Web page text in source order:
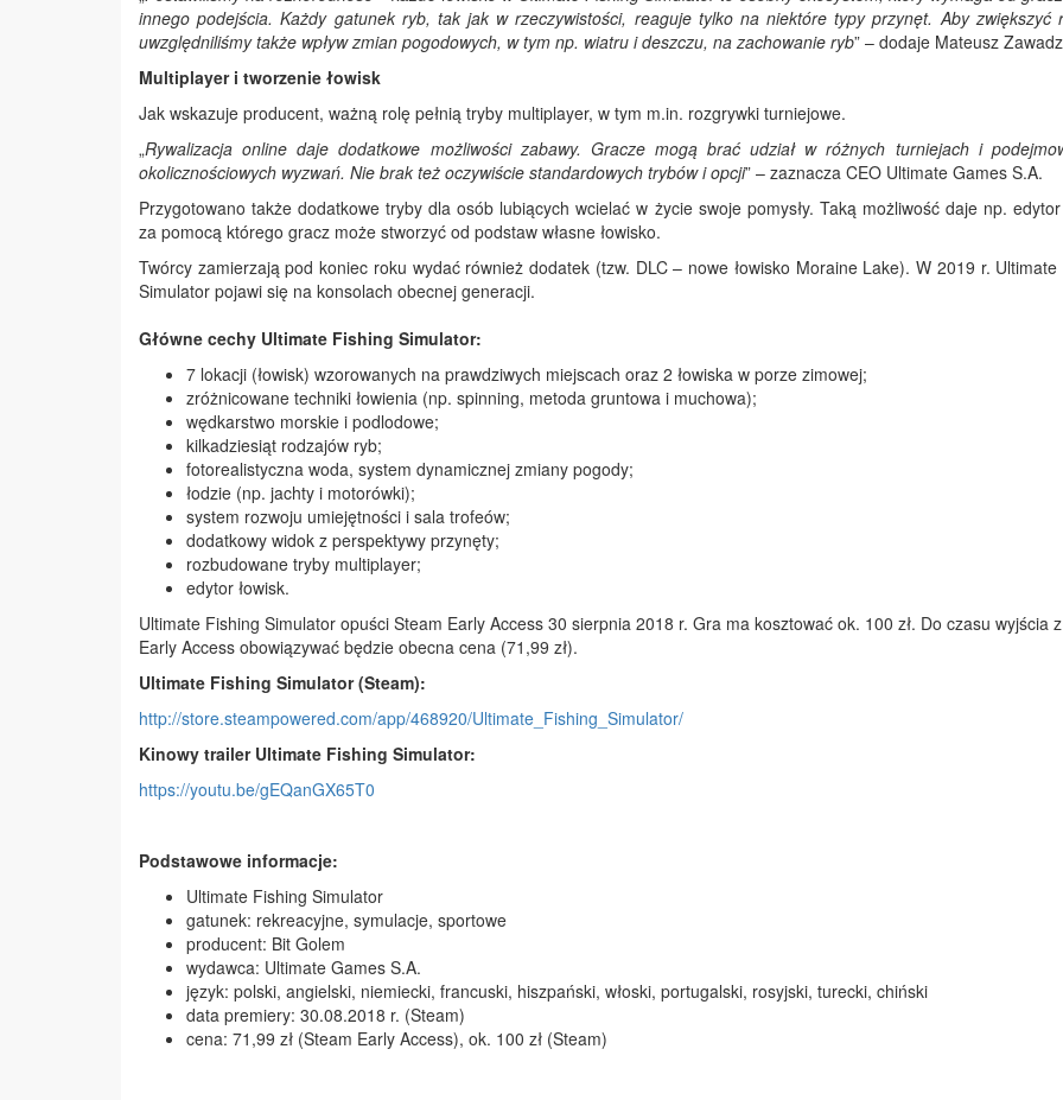
innego podejścia. Każdy gatunek ryb, tak jak w rzeczywistości, reaguje tylko na niektóre typy przynęt. Aby zwiększyć
uwzględniliśmy także wpływ zmian pogodowych, w tym np. wiatru i deszczu, na zachowanie ryb” – dodaje Mateusz
Multiplayer i tworzenie łowisk
Jak wskazuje producent, ważną rolę pełnią tryby multiplayer, w tym m.in. rozgrywki turniejowe.
„Rywalizacja online daje dodatkowe możliwości zabawy. Gracze mogą brać udział w różnych turniejach i
okolicznościowych wyzwań. Nie brak też oczywiście standardowych trybów i opcji” – zaznacza CEO Ultimate Games S.A.
Przygotowano także dodatkowe tryby dla osób lubiących wcielać w życie swoje pomysły. Taką możliwość daje np. edytor
za pomocą którego gracz może stworzyć od podstaw własne łowisko.
Twórcy zamierzają pod koniec roku wydać również dodatek (tzw. DLC – nowe łowisko Moraine Lake). W 2019 r. Ultimate
Simulator pojawi się na konsolach obecnej generacji.
Główne cechy Ultimate Fishing Simulator:
7 lokacji (łowisk) wzorowanych na prawdziwych miejscach oraz 2 łowiska w porze zimowej;
zróżnicowane techniki łowienia (np. spinning, metoda gruntowa i muchowa);
wędkarstwo morskie i podlodowe;
kilkadziesiąt rodzajów ryb;
fotorealistyczna woda, system dynamicznej zmiany pogody;
łodzie (np. jachty i motorówki);
system rozwoju umiejętności i sala trofeów;
dodatkowy widok z perspektywy przynęty;
rozbudowane tryby multiplayer;
edytor łowisk.
Ultimate Fishing Simulator opuści Steam Early Access 30 sierpnia 2018 r. Gra ma kosztować ok. 100 zł. Do czasu wyjścia
Early Access obowiązywać będzie obecna cena (71,99 zł).
Ultimate Fishing Simulator (Steam):
http://store.steampowered.com/app/468920/Ultimate_Fishing_Simulator/
Kinowy trailer Ultimate Fishing Simulator:
https://youtu.be/gEQanGX65T0
Podstawowe informacje:
Ultimate Fishing Simulator
gatunek: rekreacyjne, symulacje, sportowe
producent: Bit Golem
wydawca: Ultimate Games S.A.
język: polski, angielski, niemiecki, francuski, hiszpański, włoski, portugalski, rosyjski, turecki, chiński
data premiery: 30.08.2018 r. (Steam)
cena: 71,99 zł (Steam Early Access), ok. 100 zł (Steam)